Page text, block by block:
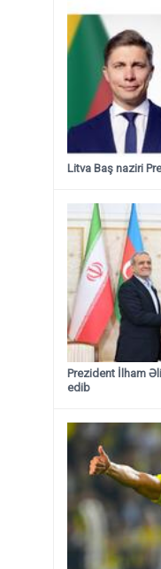
Litva Baş naziri
Prezident İlham
edib